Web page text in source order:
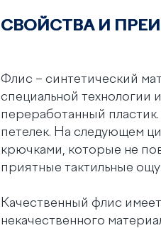
СВОЙСТВА И
Флис – синтетический
специальной технологии
переработанный
петелек. На следующем
крючками, которые не
приятные тактильные
Качественный флис
некачественного